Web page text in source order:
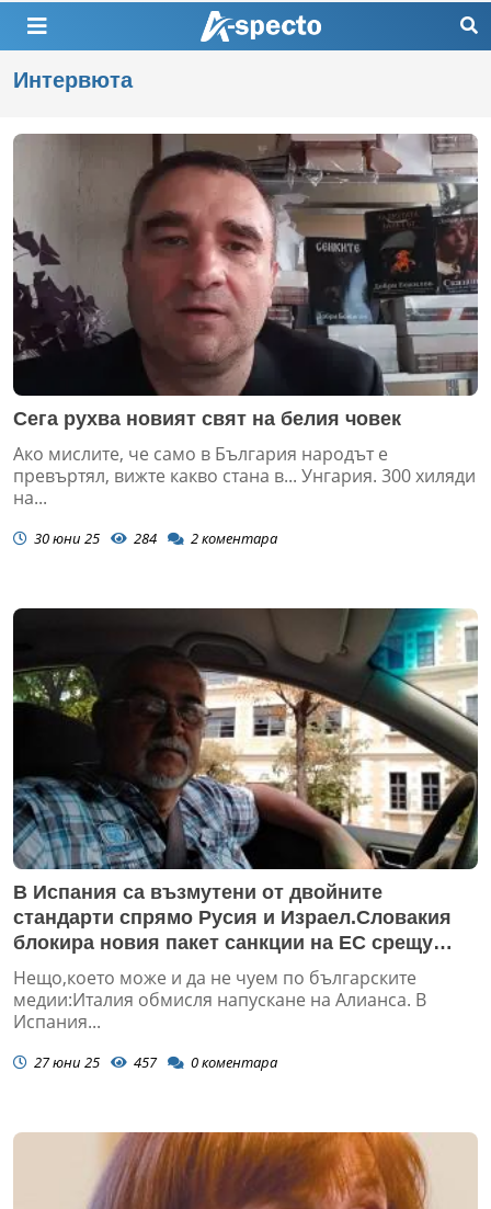
Интервюта
Cега рухва новият свят на белия човек
Ако мислите, че само в България народът е
превъртял, вижте какво стана в... Унгария. 300 хиляди
на...
30 юни 25 284 2коментара
В Испания са възмутени от двойните
стандарти спрямо Русия и Израел.Словакия
блокира новия пакет санкции на ЕС срещу
Русия.На референдума в Унгария 95% от
гражданите гласуваха против приемането на
Украйна в ЕС
Нещо,което може и да не чуем по българските
медии:Италия обмисля напускане на Алианса. В
Испания...
27 юни 25 457 0коментара